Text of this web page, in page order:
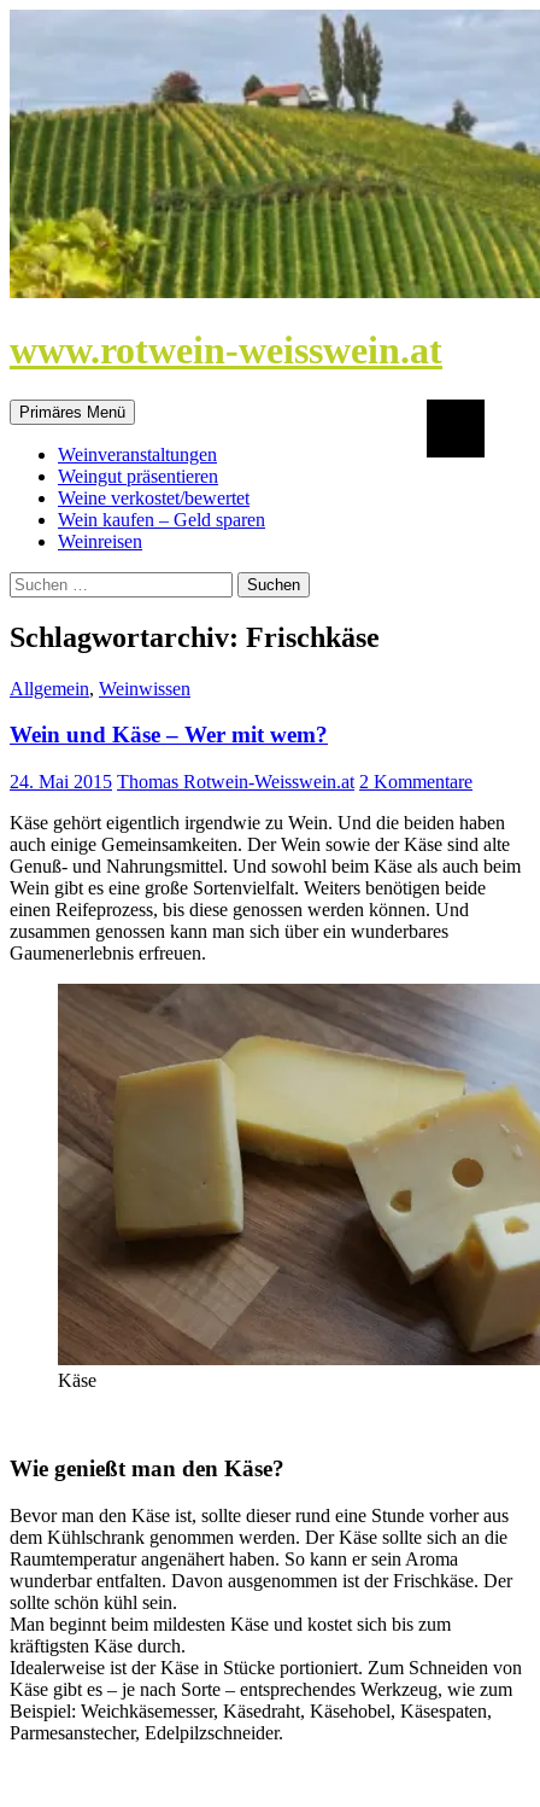
www.rotwein-weisswein.at
Primäres Menü
Weinveranstaltungen
Weingut präsentieren
Weine verkostet/bewertet
Wein kaufen – Geld sparen
Weinreisen
Suchen
nach:
Schlagwortarchiv: Frischkäse
Allgemein, Weinwissen
Wein und Käse – Wer mit wem?
24. Mai 2015 Thomas Rotwein-Weisswein.at 2 Kommentare
Käse gehört eigentlich irgendwie zu Wein. Und die beiden haben
auch einige Gemeinsamkeiten. Der Wein sowie der Käse sind alte
Genuß- und Nahrungsmittel. Und sowohl beim Käse als auch beim
Wein gibt es eine große Sortenvielfalt. Weiters benötigen beide
einen Reifeprozess, bis diese genossen werden können. Und
zusammen genossen kann man sich über ein wunderbares
Gaumenerlebnis erfreuen.
Käse
Wie genießt man den Käse?
Bevor man den Käse ist, sollte dieser rund eine Stunde vorher aus
dem Kühlschrank genommen werden. Der Käse sollte sich an die
Raumtemperatur angenähert haben. So kann er sein Aroma
wunderbar entfalten. Davon ausgenommen ist der Frischkäse. Der
sollte schön kühl sein.
Man beginnt beim mildesten Käse und kostet sich bis zum
kräftigsten Käse durch.
Idealerweise ist der Käse in Stücke portioniert. Zum Schneiden von
Käse gibt es – je nach Sorte – entsprechendes Werkzeug, wie zum
Beispiel: Weichkäsemesser, Käsedraht, Käsehobel, Käsespaten,
Parmesanstecher, Edelpilzschneider.